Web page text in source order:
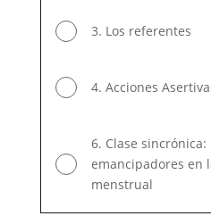
3. Los referentes
4. Acciones
6. Clase sincrónica:
emancipadores en
menstrual